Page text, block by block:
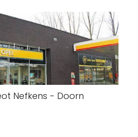
Nefkens - Doorn